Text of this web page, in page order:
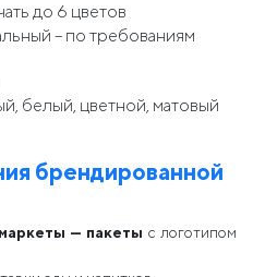
до 6 цветов
– по требованиям
белый, цветной, матовый
брендированной
— пакеты с логотипом